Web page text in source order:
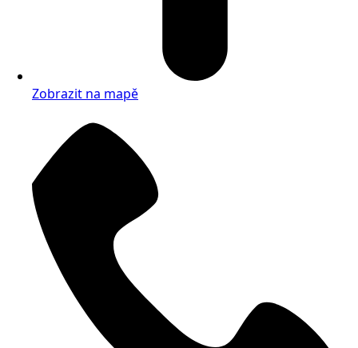
Zobrazit na mapě